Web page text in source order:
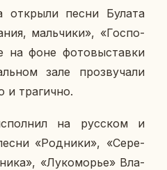
от­кры­ли песни Булата
маль­чи­ки», «Гос­по­
на фоне фо­то­вы­став­ки
зале про­зву­ча­ли
и тра­гич­но.
на рус­ском и
«Род­ни­ки», «Се­ре­
«Лу­ко­мо­рье» Вла­